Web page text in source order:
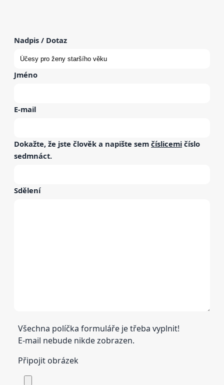
Nadpis / Dotaz
Jméno
E-mail
Dokažte, že jste člověk a napište sem číslicemi číslo
sedmnáct.
Sdělení
Všechna políčka formuláře je třeba vyplnit!
E-mail nebude nikde zobrazen.
Připojit obrázek